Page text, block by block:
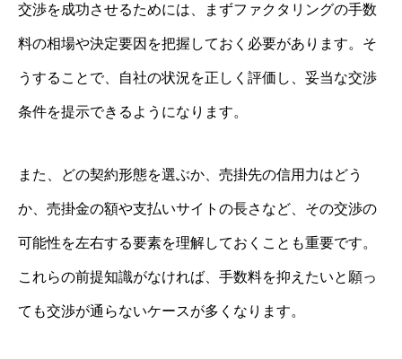
交渉を成功させるためには、まずファクタリングの手数
料の相場や決定要因を把握しておく必要があります。そ
うすることで、自社の状況を正しく評価し、妥当な交渉
条件を提示できるようになります。
また、どの契約形態を選ぶか、売掛先の信用力はどう
か、売掛金の額や支払いサイトの長さなど、その交渉の
可能性を左右する要素を理解しておくことも重要です。
これらの前提知識がなければ、手数料を抑えたいと願っ
ても交渉が通らないケースが多くなります。